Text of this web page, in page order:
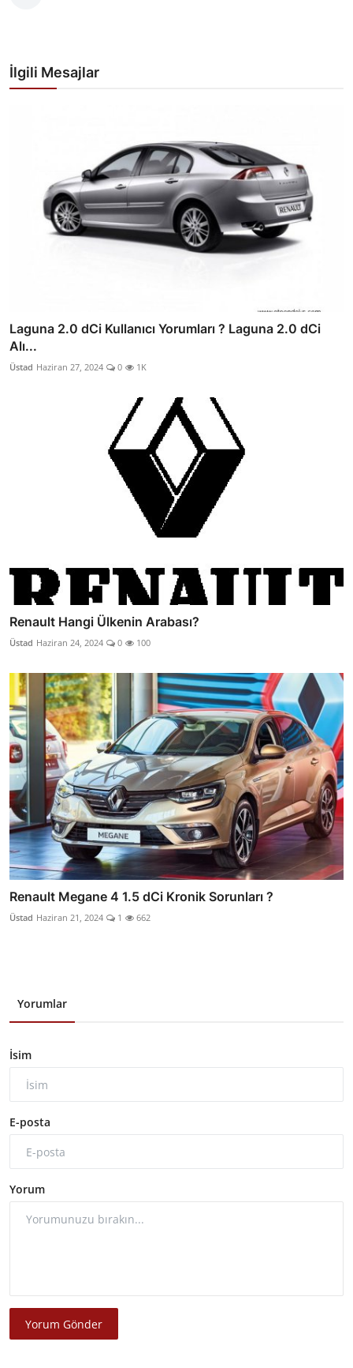
İlgili Mesajlar
Laguna 2.0 dCi Kullanıcı Yorumları ? Laguna 2.0 dCi
Alı...
Üstad Haziran 27, 2024 0 1K
Renault Hangi Ülkenin Arabası?
Üstad Haziran 24, 2024 0 100
Renault Megane 4 1.5 dCi Kronik Sorunları ?
Üstad Haziran 21, 2024 1 662
Yorumlar
İsim
E-posta
Yorum
Yorum Gönder